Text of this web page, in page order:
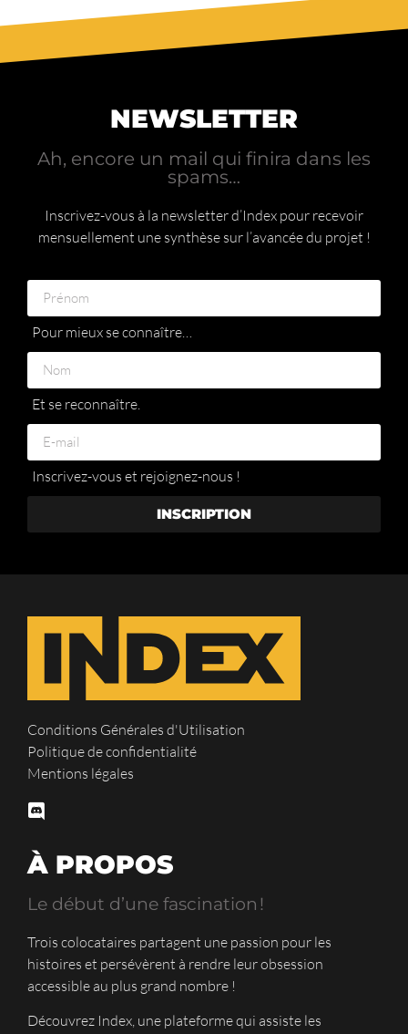
NEWSLETTER
Ah, encore un mail qui finira dans les
spams…
Inscrivez-vous à la newsletter d’Index pour recevoir
mensuellement une synthèse sur l’avancée du projet !
Pour mieux se connaître…
Et se reconnaître.
Inscrivez-vous et rejoignez-nous !
INSCRIPTION
Conditions Générales d'Utilisation
Politique de confidentialité
Mentions légales
À PROPOS
Le début d’une fascination !
Trois colocataires partagent une passion pour les
histoires et persévèrent à rendre leur obsession
accessible au plus grand nombre !
Découvrez Index, une plateforme qui assiste les